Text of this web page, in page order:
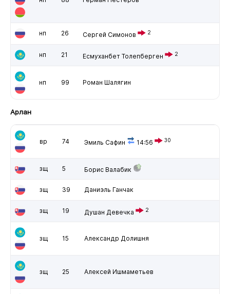
нп 26 Сергей Симонов 2
нп 21 Есмуханбет Толепберген 2
нп 99 Роман Шалягин
Арлан
вр 74 Эмиль Сафин 14:56 30
зщ 5 Борис Валабик
зщ 39 Даниэль Ганчак
зщ 19 Душан Девечка 2
зщ 15 Александр Долишня
зщ 25 Алексей Ишмаметьев